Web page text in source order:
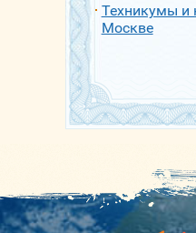
Техникумы и
Москве